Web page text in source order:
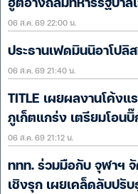
ฮูตีอ้างถล่มทหารรัฐบาล
06 ส.ค. 69 22:00 น.
ประธานเฟดมินนิอาโปลิ
06 ส.ค. 69 21:40 น.
TITLE เผยผลงานโค้ง
ภูเก็ตแกร่ง เตรียมโอน
06 ส.ค. 69 21:12 น.
ททท. ร่วมมือกับ จุฬาฯ จั
เชิงรุก เผยเคล็ดลับปรั